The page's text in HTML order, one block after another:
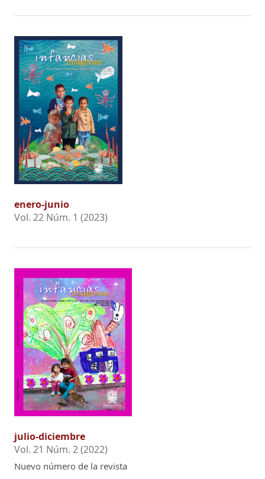
enero-junio
Vol. 22 Núm. 1 (2023)
julio-diciembre
Vol. 21 Núm. 2 (2022)
Nuevo número de la revista